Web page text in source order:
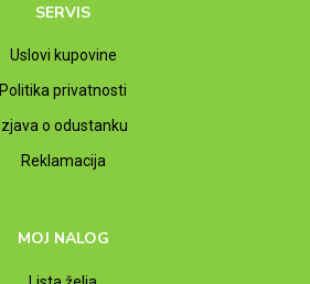
SERVIS
Uslovi kupovine
Politika privatnosti
Izjava o odustanku
Reklamacija
MOJ NALOG